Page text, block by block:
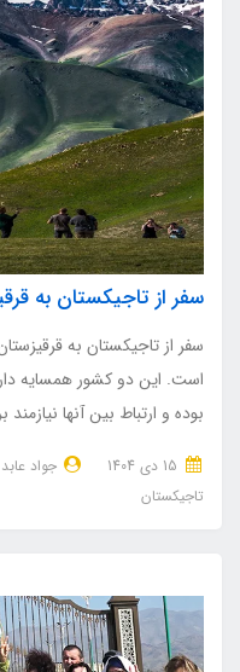
سفر از تاجیکستان به
سفر از تاجیکستان به
است. این دو کشور همسایه
بوده و ارتباط بین آنها
جواد
تاجیکستان